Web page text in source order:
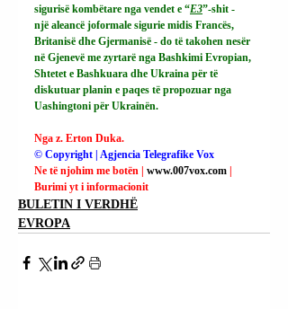
sigurisë kombëtare nga vendet e “E3”-shit -
një aleancë joformale sigurie midis Francës,
Britanisë dhe Gjermanisë - do të takohen nesër
në Gjenevë me zyrtarë nga Bashkimi Evropian,
Shtetet e Bashkuara dhe Ukraina për të
diskutuar planin e paqes të propozuar nga
Uashingtoni për Ukrainën.
Nga z. Erton Duka.
© Copyright | Agjencia Telegrafike Vox
Ne të njohim me botën | www.007vox.com |
Burimi yt i informacionit
BULETIN I VERDHË
EVROPA